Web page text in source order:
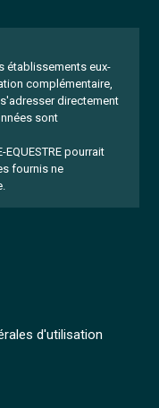
établissements eux-
complémentaire,
directement
sont
pourrait
fournis ne
d'utilisation